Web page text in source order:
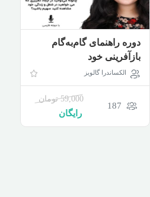
دوره راهنمای گام‌به‌گام
بازآفرینی خود
الکساندرا گالویز
187
59,000 تومان
رایگان